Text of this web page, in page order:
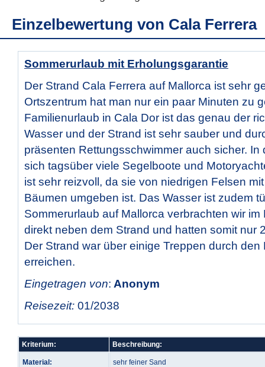
Einzelbewertung von Cala Ferrera
Sommerurlaub mit Erholungsgarantie
Der Strand Cala Ferrera auf Mallorca ist sehr
Ortszentrum hat man nur ein paar Minuten zu
Familienurlaub in Cala Dor ist das genau der
Wasser und der Strand ist sehr sauber und
präsenten Rettungsschwimmer auch sicher. In
sich tagsüber viele Segelboote und
ist sehr reizvoll, da sie von niedrigen Felsen
Bäumen umgeben ist. Das Wasser ist zudem
Sommerurlaub auf Mallorca verbrachten wir im
direkt neben dem Strand und hatten somit nur
Der Strand war über einige Treppen durch den
erreichen.
Eingetragen von: Anonym
Reisezeit: 01/2038
Kriterium: Beschreibung:
Material: sehr feiner Sand